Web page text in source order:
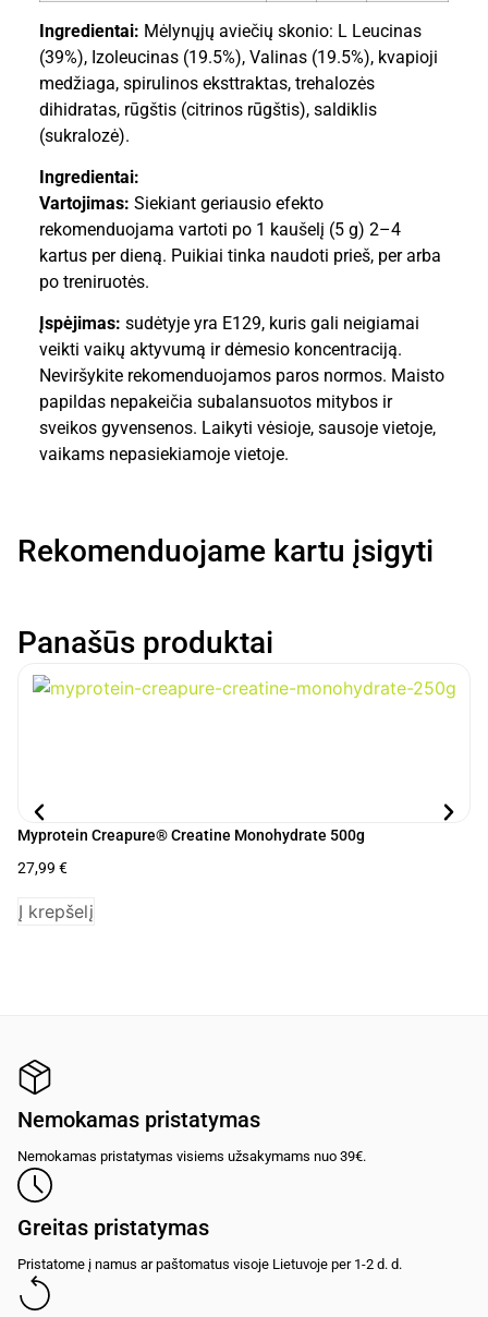
Ingredientai: Mėlynųjų aviečių skonio: L Leucinas
(39%), Izoleucinas (19.5%), Valinas (19.5%), kvapioji
medžiaga, spirulinos eksttraktas, trehalozės
dihidratas, rūgštis (citrinos rūgštis), saldiklis
(sukralozė).
Ingredientai:
Vartojimas: Siekiant geriausio efekto
rekomenduojama vartoti po 1 kaušelį (5 g) 2–4
kartus per dieną. Puikiai tinka naudoti prieš, per arba
po treniruotės.
Įspėjimas: sudėtyje yra E129, kuris gali neigiamai
veikti vaikų aktyvumą ir dėmesio koncentraciją.
Neviršykite rekomenduojamos paros normos. Maisto
papildas nepakeičia subalansuotos mitybos ir
sveikos gyvensenos. Laikyti vėsioje, sausoje vietoje,
vaikams nepasiekiamoje vietoje.
Rekomenduojame kartu įsigyti
Panašūs produktai
Myprotein Creapure® Creatine Monohydrate 500g
27,99 €
Į krepšelį
Nemokamas pristatymas
Nemokamas pristatymas visiems užsakymams nuo 39€.
Greitas pristatymas
Pristatome į namus ar paštomatus visoje Lietuvoje per 1-2 d. d.